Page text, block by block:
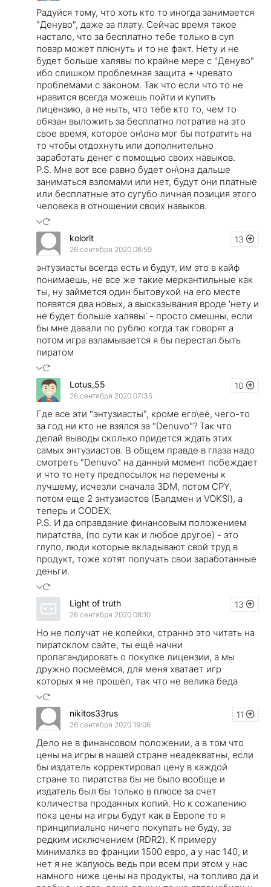
Радуйся тому, что хоть кто то иногда занимается
"Денуво", даже за плату. Сейчас время такое
настало, что за бесплатно тебе только в суп
повар может плюнуть и то не факт. Нету и не
будет больше халявы по крайне мере с "Денуво"
ибо слишком проблемная защита + чревато
проблемами с законом. Так что если что то не
нравится всегда можешь пойти и купить
лицензию, а не ныть, что тебе кто то, чем то
обязан выложить за бесплатно потратив на это
свое время, которое он\она мог бы потратить на
то чтобы отдохнуть или дополнительно
заработать денег с помощью своих навыков.
P.S. Мне вот все равно будет он\она дальше
заниматься взломами или нет, будут они платные
или бесплатные это сугубо личная позиция этого
человека в отношении своих навыков.
13
kolorit
26 сентября 2020 06:59
энтузиасты всегда есть и будут, им это в кайф
понимаешь, не все же такие меркантильные как
ты, ну займется один бытовухой на его месте
появятся два новых, а высказывания вроде 'нету и
не будет больше халявы' - просто смешны, если
бы мне давали по рублю когда так говорят а
потом игра взламывается я бы перестал быть
пиратом
10
Lotus_55
26 сентября 2020 07:35
Где все эти "энтузиасты", кроме его\её, чего-то
за год ни кто не взялся за "Denuvo"? Так что
делай выводы сколько придется ждать этих
самых энтузиастов. В общем правде в глаза надо
смотреть "Denuvo" на данный момент побеждает
и что то нету предпосылок на перемены к
лучшему, исчезли сначала 3DM, потом CPY,
потом еще 2 энтузиастов (Балдмен и VOKSI), а
теперь и CODEX.
P.S. И да оправдание финансовым положением
пиратства, (по сути как и любое другое) - это
глупо, люди которые вкладывают свой труд в
продукт, тоже хотят получать свои заработанные
деньги.
13
Light of truth
26 сентября 2020 08:10
Но не получат не копейки, странно это читать на
пиратсклом сайте, ты ещё начни
пропагандировать о покупке лицензии, а мы
дружно посмеёмся, для меня хватает игр
которых я не прошёл, так что не велика беда
11
nikitos33rus
26 сентября 2020 19:06
Дело не в финансовом положении, а в том что
цены на игры в нашей стране неадекватны, если
бы издатель корректировал цену в каждой
стране то пиратства бы не было вообще и
издатель был бы только в плюсе за счет
количества проданных копий. Но к сожалению
пока цены на игры будут как в Европе то я
принципиально ничего покупать не буду, за
редким исключением (RDR2). К примеру
минималка во франции 1500 евро, а у нас 140, и
нет я не жалуюсь ведь при всем при этом у нас
намного ниже цены на продукты, на топливо да и